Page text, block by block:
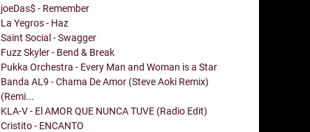
joeDas$ - Remember
La Yegros - Haz
Saint Social - Swagger
Fuzz Skyler - Bend & Break
Pukka Orchestra - Every Man and Woman is a Star
Banda AL9 - Chama De Amor (Steve Aoki Remix)
(Remi...
KLA-V - El AMOR QUE NUNCA TUVE (Radio Edit)
Cristito - ENCANTO